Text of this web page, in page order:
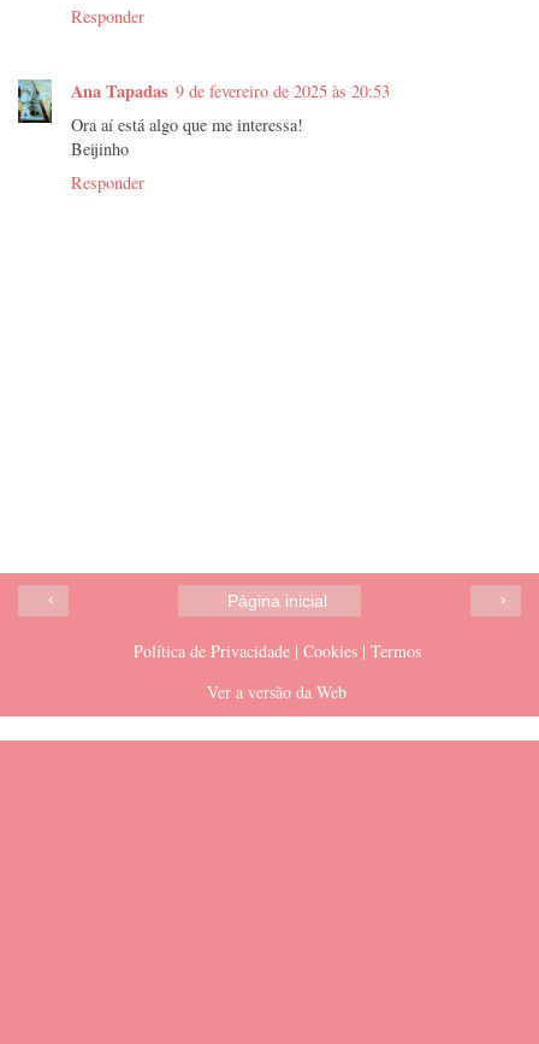
Responder
Ana Tapadas 9 de fevereiro de 2025 às 20:53
Ora aí está algo que me interessa!
Beijinho
Responder
‹ ›
Página inicial
Política de Privacidade | Cookies | Termos
Ver a versão da Web